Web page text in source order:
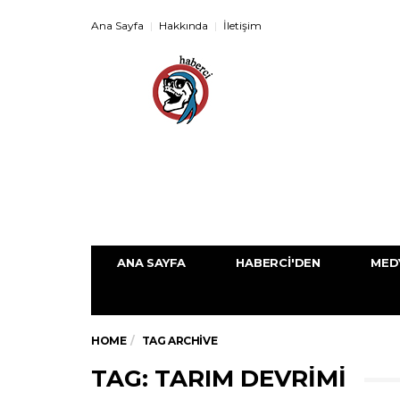
Ana Sayfa Hakkında İletişim
ANA SAYFA HABERCI'DEN
HOME TAG ARCHIVE
TAG: TARIM DEVRIMI